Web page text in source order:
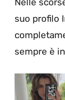
suo profilo
sempre è